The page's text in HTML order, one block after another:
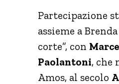
Partecipazione
assieme a
corte”, con
Paolantoni, che
Amos, al secolo